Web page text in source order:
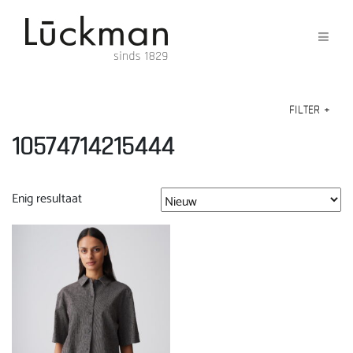
FILTER +
10574714215444
Enig resultaat